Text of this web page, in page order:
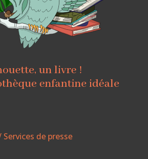
un livre !
enfantine idéale
de presse